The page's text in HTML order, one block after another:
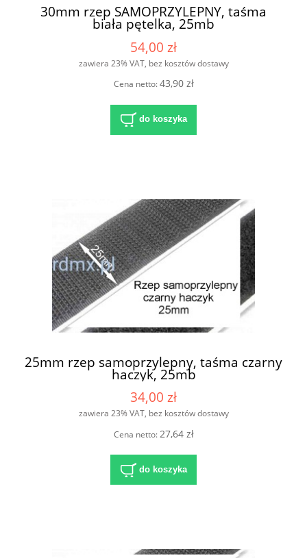
30mm rzep SAMOPRZYLEPNY, taśma
biała pętelka, 25mb
54,00 zł
zawiera 23% VAT, bez kosztów dostawy
Cena netto:43,90 zł
do koszyka
25mm rzep samoprzylepny, taśma czarny
haczyk, 25mb
34,00 zł
zawiera 23% VAT, bez kosztów dostawy
Cena netto: 27,64 zł
do koszyka